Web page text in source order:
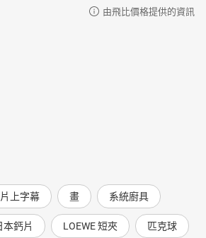
、臺師大圖書資訊學研究所兼任助理教
師)
校長）
解決了父母想要孩子「國語文素養」更好
物」這主題，深入孩子的心，再來改寫經
由飛比價格提供的資訊
上字幕 畫 系統廚具
本鈣片 LOEWE 短夾 匹克球